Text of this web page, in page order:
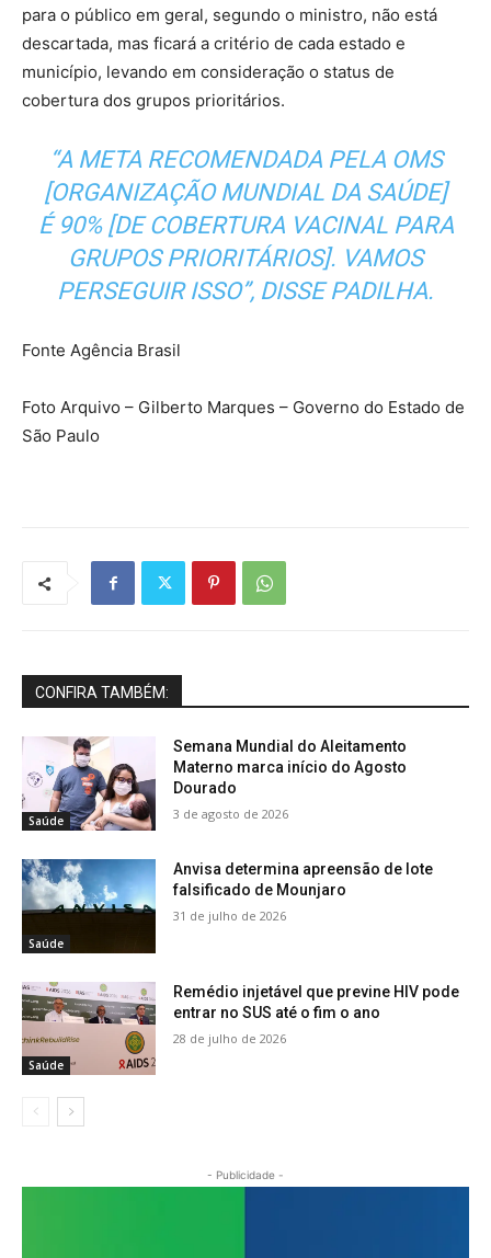
para o público em geral, segundo o ministro, não está
descartada, mas ficará a critério de cada estado e
município, levando em consideração o status de
cobertura dos grupos prioritários.
“A META RECOMENDADA PELA OMS
[ORGANIZAÇÃO MUNDIAL DA SAÚDE]
É 90% [DE COBERTURA VACINAL PARA
GRUPOS PRIORITÁRIOS]. VAMOS
PERSEGUIR ISSO”, DISSE PADILHA.
Fonte Agência Brasil
Foto Arquivo – Gilberto Marques – Governo do Estado de
São Paulo
CONFIRA TAMBÉM:
Saúde
Semana Mundial do Aleitamento
Materno marca início do Agosto
Dourado
3 de agosto de 2026
Saúde
Anvisa determina apreensão de lote
falsificado de Mounjaro
31 de julho de 2026
Saúde
Remédio injetável que previne HIV pode
entrar no SUS até o fim o ano
28 de julho de 2026
- Publicidade -